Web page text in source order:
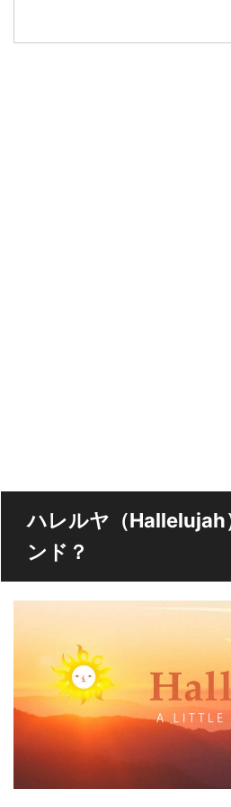
ハレルヤ（Hallelujah
ンド？